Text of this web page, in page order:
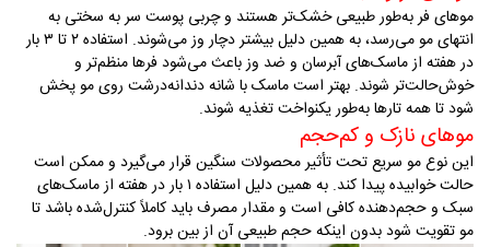
موهای فر به‌طور طبیعی خشک‌تر هستند و چربی پوست سر به سختی به
انتهای مو می‌رسد، به همین دلیل بیشتر دچار وز می‌شوند. استفاده ۲ تا ۳ بار
در هفته از ماسک‌های آبرسان و ضد وز باعث می‌شود فرها منظم‌تر و
خوش‌حالت‌تر شوند. بهتر است ماسک با شانه دندانه‌درشت روی مو پخش
شود تا همه تارها به‌طور یکنواخت تغذیه شوند.
موهای نازک و کم‌حجم
این نوع مو سریع تحت تأثیر محصولات سنگین قرار می‌گیرد و ممکن است
حالت خوابیده پیدا کند. به همین دلیل استفاده ۱ بار در هفته از ماسک‌های
سبک و حجم‌دهنده کافی است و مقدار مصرف باید کاملاً کنترل‌شده باشد تا
مو تقویت شود بدون اینکه حجم طبیعی آن از بین برود.